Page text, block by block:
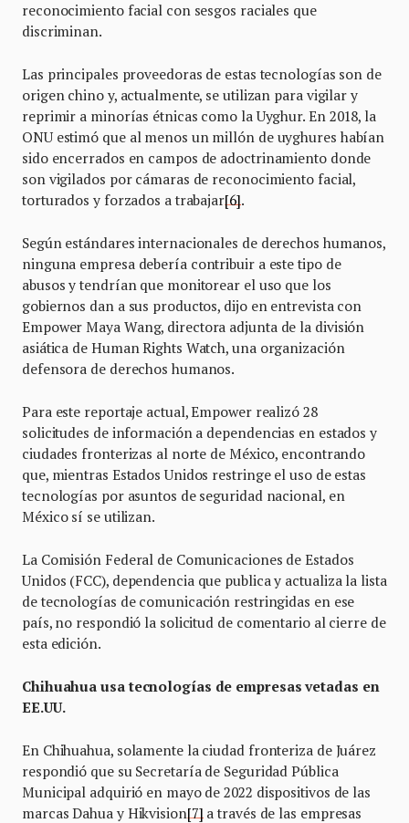
reconocimiento facial con sesgos raciales que
discriminan.
Las principales proveedoras de estas tecnologías son de
origen chino y, actualmente, se utilizan para vigilar y
reprimir a minorías étnicas como la Uyghur. En 2018, la
ONU estimó que al menos un millón de uyghures habían
sido encerrados en campos de adoctrinamiento donde
son vigilados por cámaras de reconocimiento facial,
torturados y forzados a trabajar[6].
Según estándares internacionales de derechos humanos,
ninguna empresa debería contribuir a este tipo de
abusos y tendrían que monitorear el uso que los
gobiernos dan a sus productos, dijo en entrevista con
Empower Maya Wang, directora adjunta de la división
asiática de Human Rights Watch, una organización
defensora de derechos humanos.
Para este reportaje actual, Empower realizó 28
solicitudes de información a dependencias en estados y
ciudades fronterizas al norte de México, encontrando
que, mientras Estados Unidos restringe el uso de estas
tecnologías por asuntos de seguridad nacional, en
México sí se utilizan.
La Comisión Federal de Comunicaciones de Estados
Unidos (FCC), dependencia que publica y actualiza la lista
de tecnologías de comunicación restringidas en ese
país, no respondió la solicitud de comentario al cierre de
esta edición.
Chihuahua usa tecnologías de empresas vetadas en
EE.UU.
En Chihuahua, solamente la ciudad fronteriza de Juárez
respondió que su Secretaría de Seguridad Pública
Municipal adquirió en mayo de 2022 dispositivos de las
marcas Dahua y Hikvision[7]a través de las empresas